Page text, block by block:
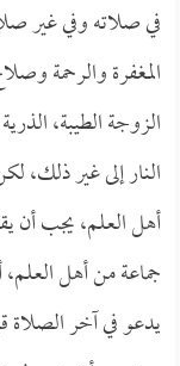
في صلاته وفي غير
المغفرة والرحمة
الزوجة الطيبة،
النار إلى غير
أهل العلم، يجب أن
جماعة من أهل
يدعو في آخر